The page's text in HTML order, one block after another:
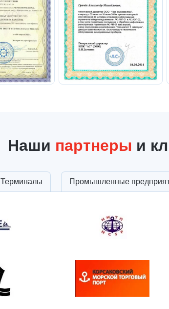
Наши партнеры и
Терминалы Промышленные